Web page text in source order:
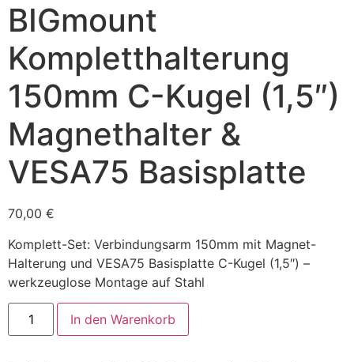
BIGmount
Kompletthalterung
150mm C-Kugel (1,5″)
Magnethalter &
VESA75 Basisplatte
70,00 €
Komplett-Set: Verbindungsarm 150mm mit Magnet-
Halterung und VESA75 Basisplatte C-Kugel (1,5″) –
werkzeuglose Montage auf Stahl
In den Warenkorb